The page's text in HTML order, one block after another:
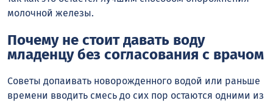
молочной железы.
Почему не стоит давать воду
младенцу без согласования с врачом
Советы допаивать новорожденного водой или раньше
времени вводить смесь до сих пор остаются одними из